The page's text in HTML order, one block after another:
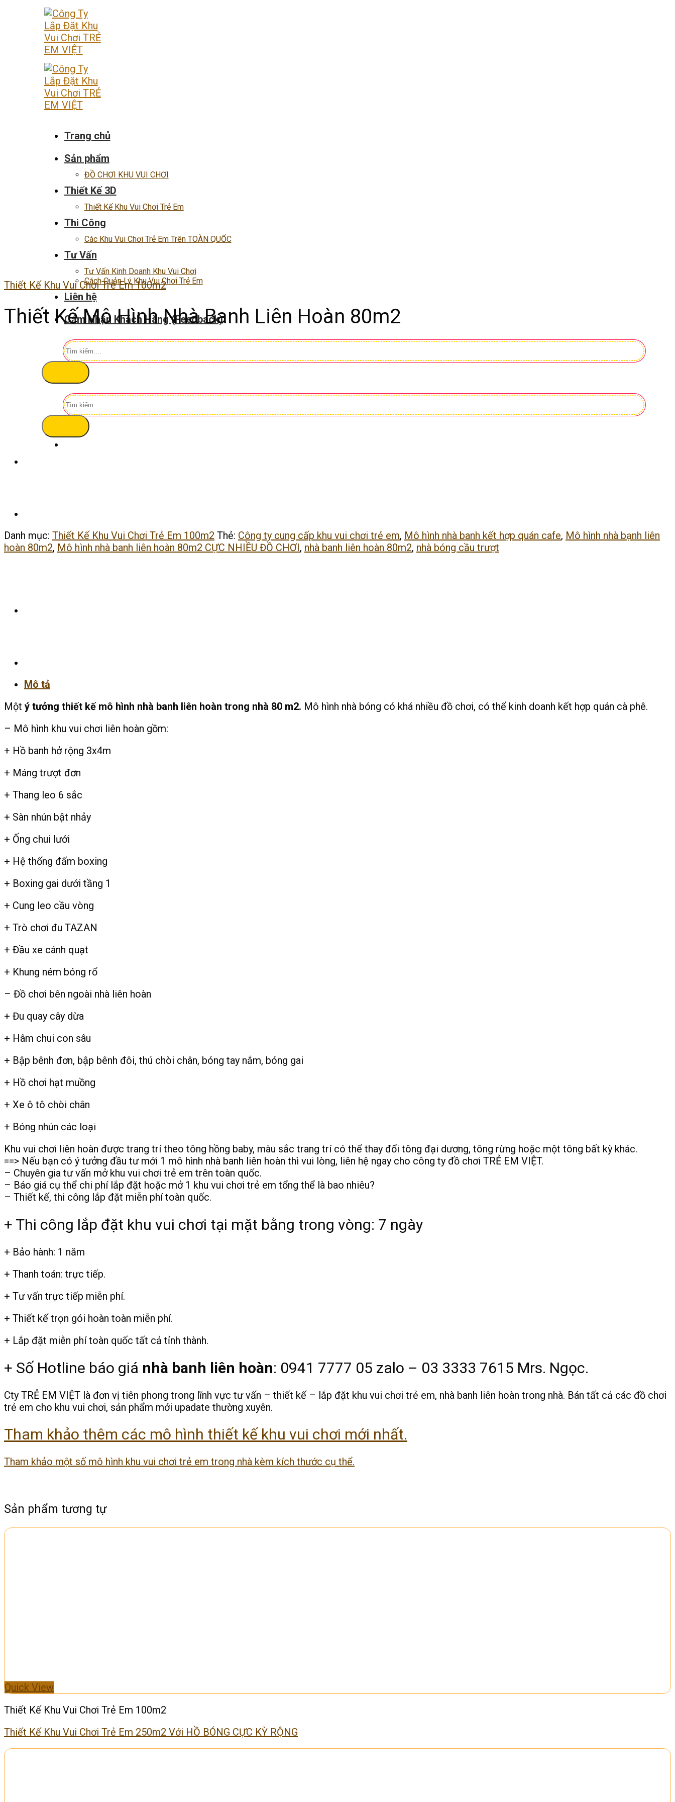
Trang chủ
Sản phẩm
ĐỒ CHƠI KHU VUI CHƠI
Thiết Kế 3D
Thiết Kế Khu Vui Chơi Trẻ Em
Thi Công
Các Khu Vui Chơi Trẻ Em Trên TOÀN QUỐC
Tư Vấn
Tư Vấn Kinh Doanh Khu Vui Chơi
Cách Quản Lý Khu Vui Chơi Trẻ Em
Liên hệ
Cảm Nhận Khách Hàng (Feedback)
Tìm
kiếm:
Tìm
kiếm:
Thiết Kế Khu Vui Chơi Trẻ Em 100m2
Thiết Kế Mô Hình Nhà Banh Liên Hoàn 80m2
Danh mục: Thiết Kế Khu Vui Chơi Trẻ Em 100m2 Thẻ: Công ty cung cấp khu vui chơi trẻ em, Mô hình nhà banh kết hợp quán cafe, Mô hình nhà bạnh liên
hoàn 80m2, Mô hình nhà banh liên hoàn 80m2 CỰC NHIỀU ĐỒ CHƠI, nhà banh liên hoàn 80m2, nhà bóng cầu trượt
Mô tả
Một ý tưởng thiết kế mô hình nhà banh liên hoàn trong nhà 80 m2. Mô hình nhà bóng có khá nhiều đồ chơi, có thể kinh doanh kết hợp quán cà phê.
– Mô hình khu vui chơi liên hoàn gồm:
+ Hồ banh hở rộng 3x4m
+ Máng trượt đơn
+ Thang leo 6 sắc
+ Sàn nhún bật nhảy
+ Ống chui lưới
+ Hệ thống đấm boxing
+ Boxing gai dưới tầng 1
+ Cung leo cầu vòng
+ Trò chơi đu TAZAN
+ Đầu xe cánh quạt
+ Khung ném bóng rổ
– Đồ chơi bên ngoài nhà liên hoàn
+ Đu quay cây dừa
+ Hâm chui con sâu
+ Bập bênh đơn, bập bênh đôi, thú chòi chân, bóng tay nắm, bóng gai
+ Hồ chơi hạt muồng
+ Xe ô tô chòi chân
+ Bóng nhún các loại
Khu vui chơi liên hoàn được trang trí theo tông hồng baby, màu sắc trang trí có thể thay đổi tông đại dương, tông rừng hoặc một tông bất kỳ khác.
==> Nếu bạn có ý tưởng đầu tư mới 1 mô hình nhà banh liên hoàn thì vui lòng, liên hệ ngay cho công ty đồ chơi TRẺ EM VIỆT.
– Chuyên gia tư vấn mở khu vui chơi trẻ em trên toàn quốc.
– Báo giá cụ thể chi phí lắp đặt hoặc mở 1 khu vui chơi trẻ em tổng thể là bao nhiêu?
– Thiết kế, thi công lắp đặt miễn phí toàn quốc.
+ Thi công lắp đặt khu vui chơi tại mặt bằng trong vòng: 7 ngày
+ Bảo hành: 1 năm
+ Thanh toán: trực tiếp.
+ Tư vấn trực tiếp miễn phí.
+ Thiết kế trọn gói hoàn toàn miễn phí.
+ Lắp đặt miễn phí toàn quốc tất cả tỉnh thành.
+ Số Hotline báo giá nhà banh liên hoàn: 0941 7777 05 zalo – 03 3333 7615 Mrs. Ngọc.
Cty TRẺ EM VIỆT là đơn vị tiên phong trong lĩnh vực tư vấn – thiết kế – lắp đặt khu vui chơi trẻ em, nhà banh liên hoàn trong nhà. Bán tất cả các đồ chơi
trẻ em cho khu vui chơi, sản phẩm mới upadate thường xuyên.
Tham khảo thêm các mô hình thiết kế khu vui chơi mới nhất.
Tham khảo một số mô hình khu vui chơi trẻ em trong nhà kèm kích thước cụ thể.
Sản phẩm tương tự
Quick View
Thiết Kế Khu Vui Chơi Trẻ Em 100m2
Thiết Kế Khu Vui Chơi Trẻ Em 250m2 Với HỒ BÓNG CỰC KỲ RỘNG